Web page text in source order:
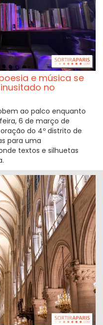
e música se
no
ao palco enquanto
6 de março de
do 4º distrito de
para uma
textos e silhuetas